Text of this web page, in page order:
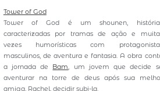
Tower of God
Tower of God é um shounen,
caracterizadas por tramas de ação e
vezes humorísticas com
masculinos, de aventura e fantasia. A obra
a jornada de Bam, um jovem que decide
aventurar na torre de deus após sua
amiga, Rachel, decidir subi-la.